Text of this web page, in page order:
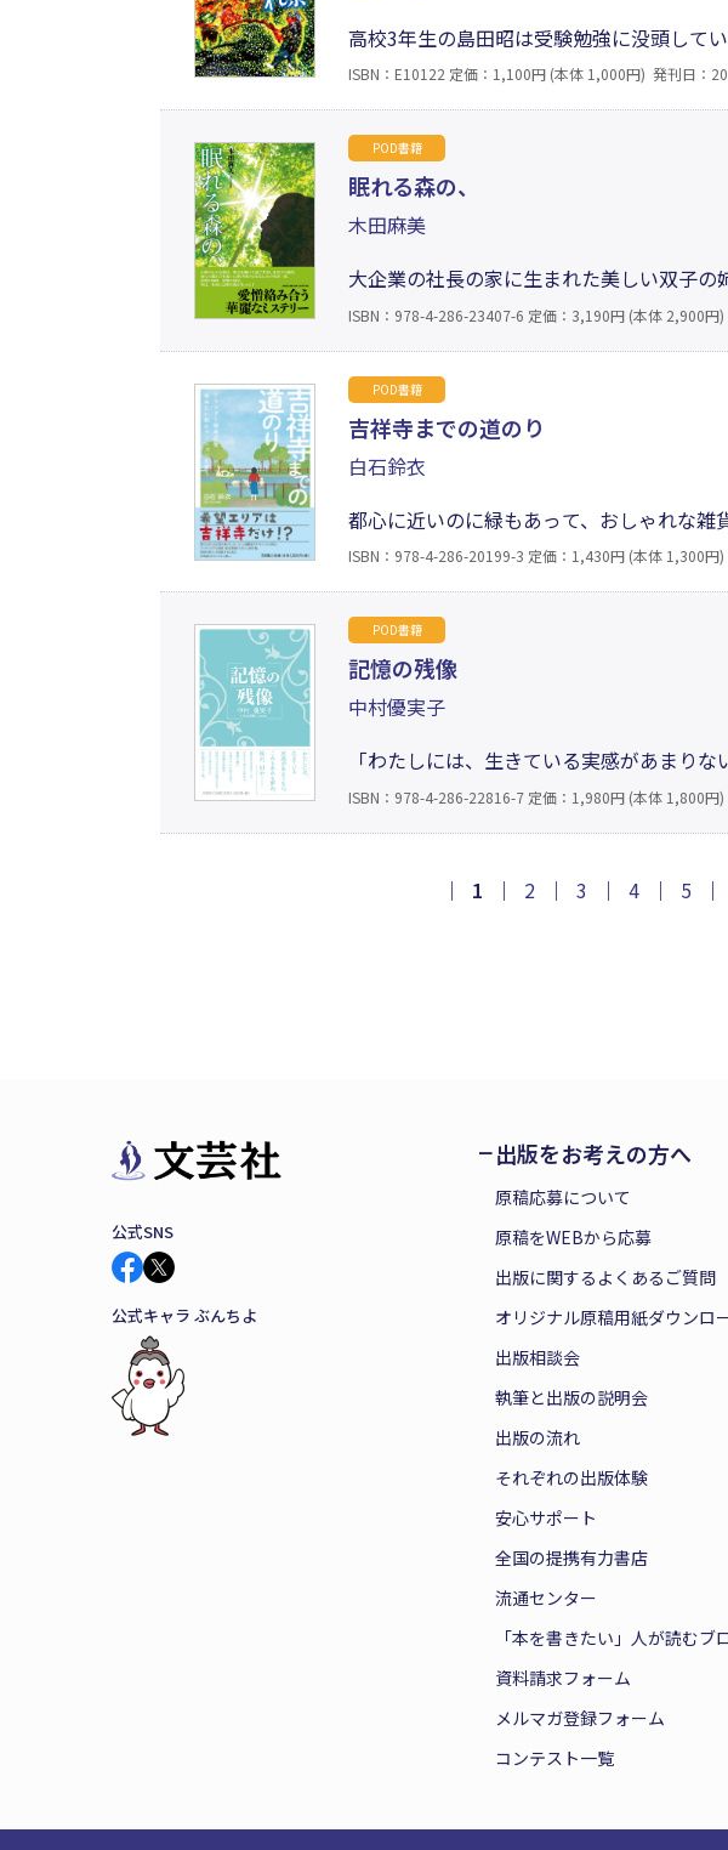
高校3年生の島田昭は受験勉強に没頭して
「白壁江戸祭り」で大道芸をやることに。
はいかに!? 疾風怒涛の青春を駆け抜ける!!
ィクション小説。
ISBN：E10122 定価：1,100円 (本体 1,000円) 発刊日：
POD書籍
眠れる森の、
木田麻美
大企業の社長の家に生まれた美しい双子
美の一家が訪れ、朱美の許婚「優」の到着
て来る。過去にとらわれていた双子が生
ー。
ISBN：978-4-286-23407-6 定価：3,190円 (本体 2,900円)
POD書籍
吉祥寺までの道のり
白石鈴衣
都心に近いのに緑もあって、おしゃれな
の暮らしを実現するための、6年越しのマ
ストラ、病気など、人生は山あり谷あり
ISBN：978-4-286-20199-3 定価：1,430円 (本体 1,300円)
POD書籍
記憶の残像
中村優実子
「わたしには、生きている実感があまり
が、還暦を機に自身の半生を振り返って綴
や夢、阪神淡路大震災、東日本大震災な
ISBN：978-4-286-22816-7 定価：1,980円 (本体 1,800円)
｜ 1 ｜ 2 ｜ 3 ｜ 4 ｜ 5 ｜
公式SNS
公式キャラ ぶんちよ
出版をお考えの方へ
原稿応募について
原稿をWEBから応募
出版に関するよくあるご質問
オリジナル原稿用紙ダウンロ
出版相談会
執筆と出版の説明会
出版の流れ
それぞれの出版体験
安心サポート
全国の提携有力書店
流通センター
「本を書きたい」人が読むブ
資料請求フォーム
メルマガ登録フォーム
コンテスト一覧